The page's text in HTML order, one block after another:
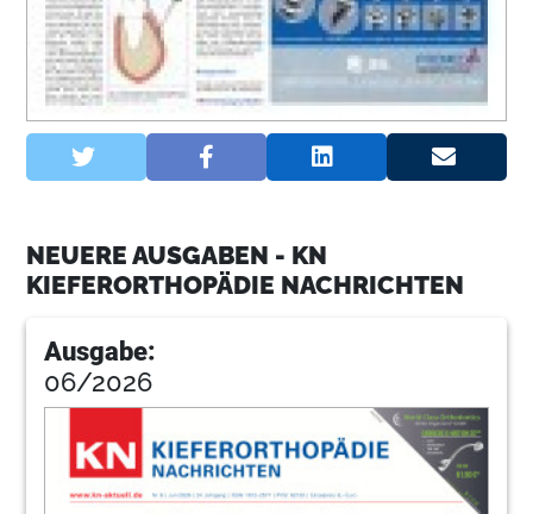
NEUERE AUSGABEN - KN
KIEFERORTHOPÄDIE NACHRICHTEN
Ausgabe:
06/2026